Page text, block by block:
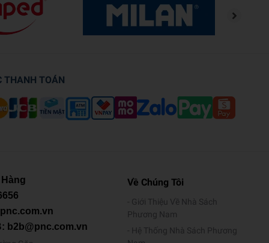
THANH TOÁN
b2b@pnc.com.vn
Về Chúng Tôi
Giới Thiệu Về Nhà Sách
Phương Nam
Hệ Thống Nhà Sách Phương